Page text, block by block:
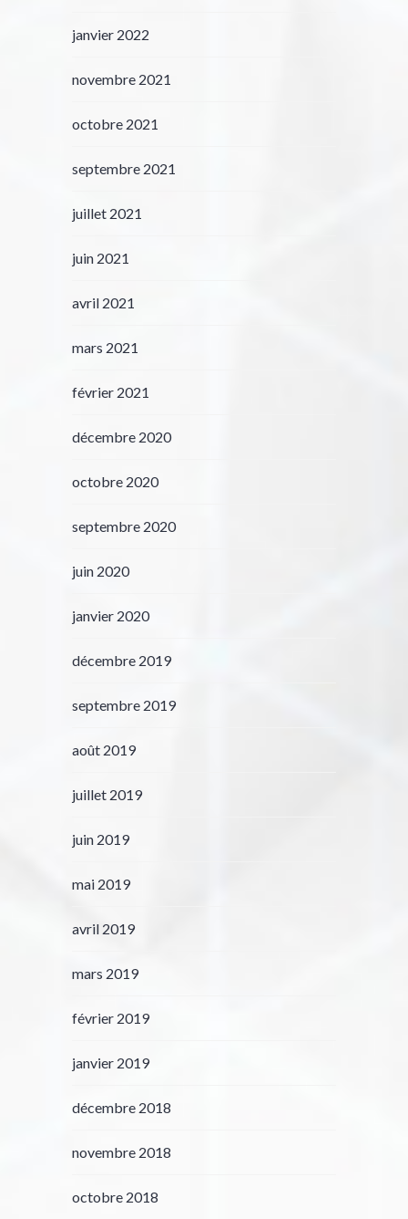
janvier 2022
novembre 2021
octobre 2021
septembre 2021
juillet 2021
juin 2021
avril 2021
mars 2021
février 2021
décembre 2020
octobre 2020
septembre 2020
juin 2020
janvier 2020
décembre 2019
septembre 2019
août 2019
juillet 2019
juin 2019
mai 2019
avril 2019
mars 2019
février 2019
janvier 2019
décembre 2018
novembre 2018
octobre 2018